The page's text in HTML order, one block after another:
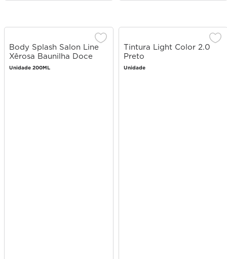
Body Splash Salon Line
Xêrosa Baunilha Doce
200ml
Unidade 200ML
Tintura Light Color 2.0
Preto
Unidade